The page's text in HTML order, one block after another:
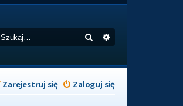
Szukaj
Zaloguj się
Zarejestruj się